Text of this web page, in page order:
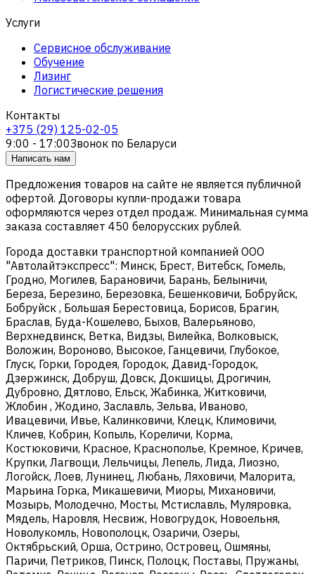
Услуги
Сервисное обслуживание
Обучение
Лизинг
Логистические решения
Контакты
+375 (29) 125-02-05
9:00 - 17:00Звонок по Беларуси
Написать нам
Предложения товаров на сайте не является публичной
офертой. Договоры купли-продажи товара
оформляются через отдел продаж. Минимальная сумма
заказа составляет 450 белорусских рублей.
Города доставки транспортной компанией ООО
"Автолайтэкспресс": Минск, Брест, Витебск, Гомель,
Гродно, Могилев, Барановичи, Барань, Белыничи,
Береза, Березино, Березовка, Бешенковичи, Бобруйск,
Бобруйск , Большая Берестовица, Борисов, Брагин,
Браслав, Буда-Кошелево, Быхов, Валерьяново,
Верхнедвинск, Ветка, Видзы, Вилейка, Волковыск,
Воложин, Вороново, Высокое, Ганцевичи, Глубокое,
Глуск, Горки, Городея, Городок, Давид-Городок,
Дзержинск, Добруш, Довск, Докшицы, Дрогичин,
Дубровно, Дятлово, Ельск, Жабинка, Житковичи,
Жлобин , Жодино, Заславль, Зельва, Иваново,
Ивацевичи, Ивье, Калинковичи, Клецк, Климовичи,
Кличев, Кобрин, Копыль, Кореличи, Корма,
Костюковичи, Красное, Краснополье, Кремное, Кричев,
Крупки, Лагвощи, Лельчицы, Лепель, Лида, Лиозно,
Логойск, Лоев, Лунинец, Любань, Ляховичи, Малорита,
Марьина Горка, Микашевичи, Миоры, Михановичи,
Мозырь, Молодечно, Мосты, Мстиславль, Муляровка,
Мядель, Наровля, Несвиж, Новогрудок, Новоельня,
Новолукомль, Новополоцк, Озаричи, Озеры,
Октябрьский, Орша, Острино, Островец, Ошмяны,
Паричи, Петриков, Пинск, Полоцк, Поставы, Пружаны,